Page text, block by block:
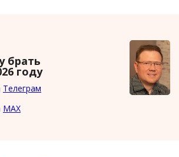
брать
году
Телеграм
MAX